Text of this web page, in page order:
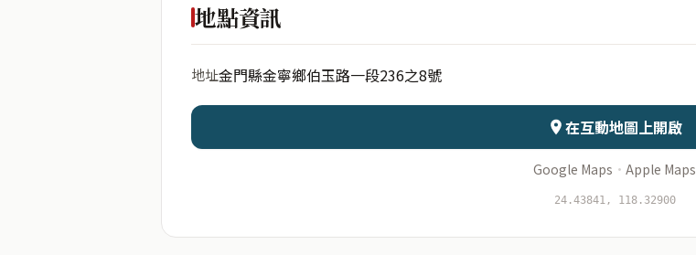
地點資訊
地址金門縣金寧鄉伯玉路一段236之8號
在互動地圖上開啟
Google Maps · Apple Maps
24.43841, 118.32900